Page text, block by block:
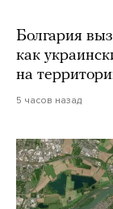
Болгария
как
на
5 часов назад